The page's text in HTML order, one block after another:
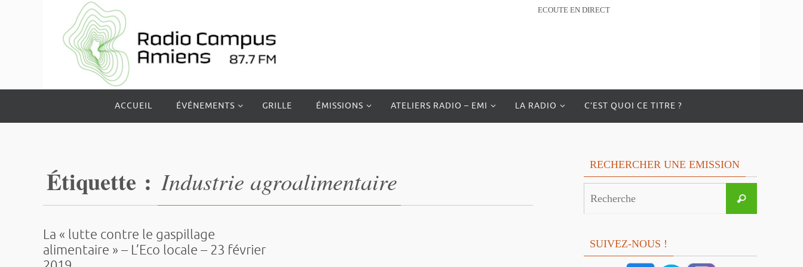
ECOUTE EN DIRECT
le
ACCUEIL ÉVÉNEMENTS GRILLE ÉMISSIONS ATELIERS RADIO – EMI LA RADIO C’EST QUOI CE TITRE ?
Étiquette : Industrie agroalimentaire
La « lutte contre le gaspillage
alimentaire » – L’Eco locale – 23 février
RECHERCHER UNE EMISSION
Recherche
SUIVEZ-NOUS !